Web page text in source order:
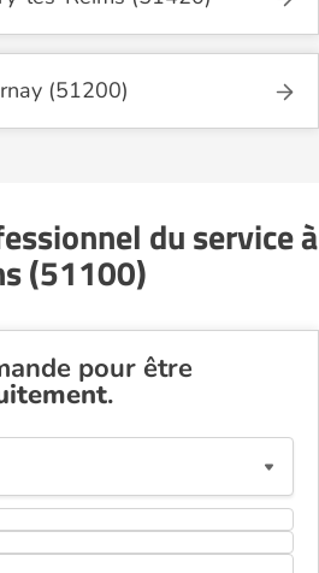
(51200)
du service à
(51100)
pour être
.